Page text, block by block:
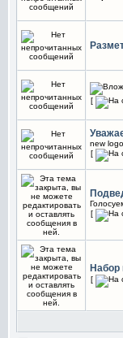
[
new
[
[
Набор
[